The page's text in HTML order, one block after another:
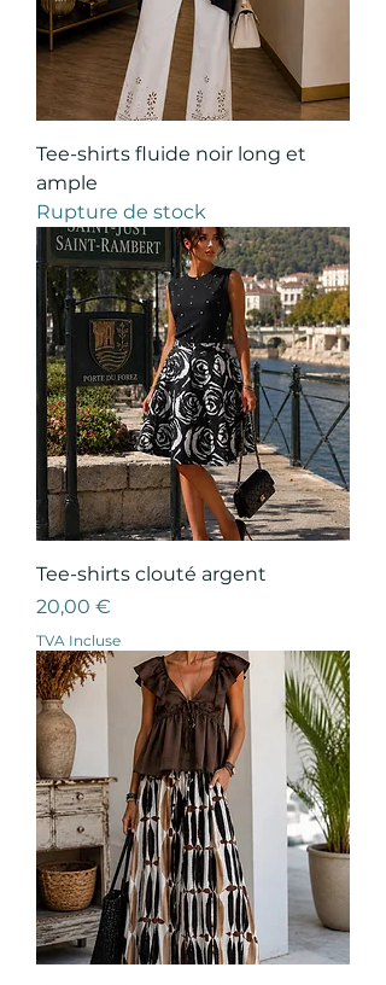
Tee-shirts fluide noir long et
ample
Rupture de stock
Tee-shirts clouté argent
Prix
20,00 €
TVA Incluse